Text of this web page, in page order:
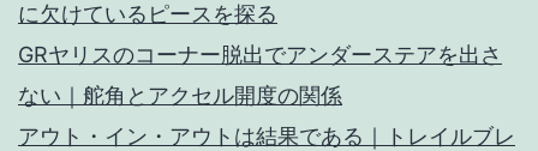
に欠けているピースを探る
GRヤリスのコーナー脱出でアンダーステアを出さ
ない｜舵角とアクセル開度の関係
アウト・イン・アウトは結果である｜トレイルブレ